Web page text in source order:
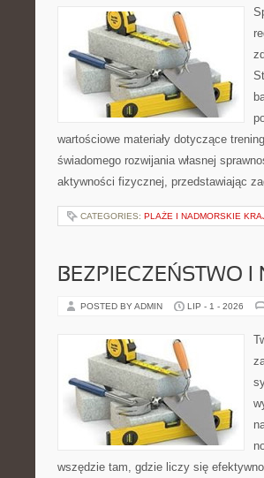
wartościowe materiały dotyczące
świadomego rozwijania własnej
aktywności fizycznej, przedstawiając
CATEGORIES: PLAŻE I NADMORSKIE
BEZPIECZEŃSTWO I
POSTED BY ADMIN LIP - 1 - 2026
wszędzie tam, gdzie liczy się